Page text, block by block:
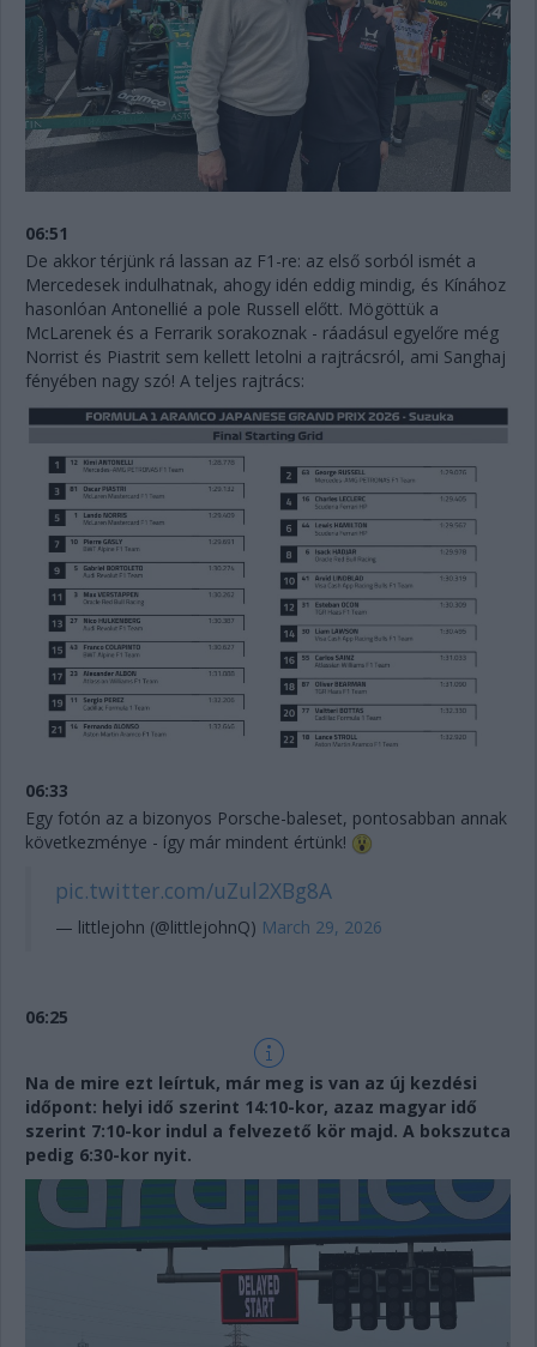
06:51
De akkor térjünk rá lassan az F1-re: az első sorból ismét a
Mercedesek indulhatnak, ahogy idén eddig mindig, és Kínához
hasonlóan Antonellié a pole Russell előtt. Mögöttük a
McLarenek és a Ferrarik sorakoznak - ráadásul egyelőre még
Norrist és Piastrit sem kellett letolni a rajtrácsról, ami Sanghaj
fényében nagy szó! A teljes rajtrács:
06:33
Egy fotón az a bizonyos Porsche-baleset, pontosabban annak
következménye - így már mindent értünk!
pic.twitter.com/uZul2XBg8A
— littlejohn (@littlejohnQ) March 29, 2026
06:25
Na de mire ezt leírtuk, már meg is van az új kezdési
időpont: helyi idő szerint 14:10-kor, azaz magyar idő
szerint 7:10-kor indul a felvezető kör majd. A bokszutca
pedig 6:30-kor nyit.